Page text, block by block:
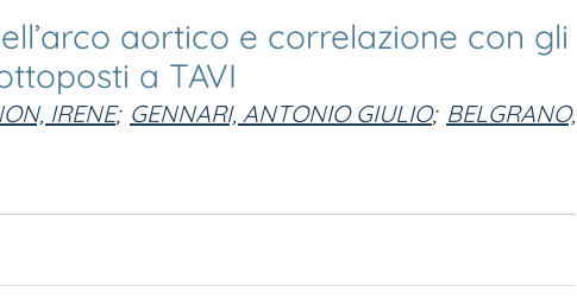
aortico e correlazione con gli
a TAVI
IRENE; GENNARI, ANTONIO GIULIO; BELGRANO,